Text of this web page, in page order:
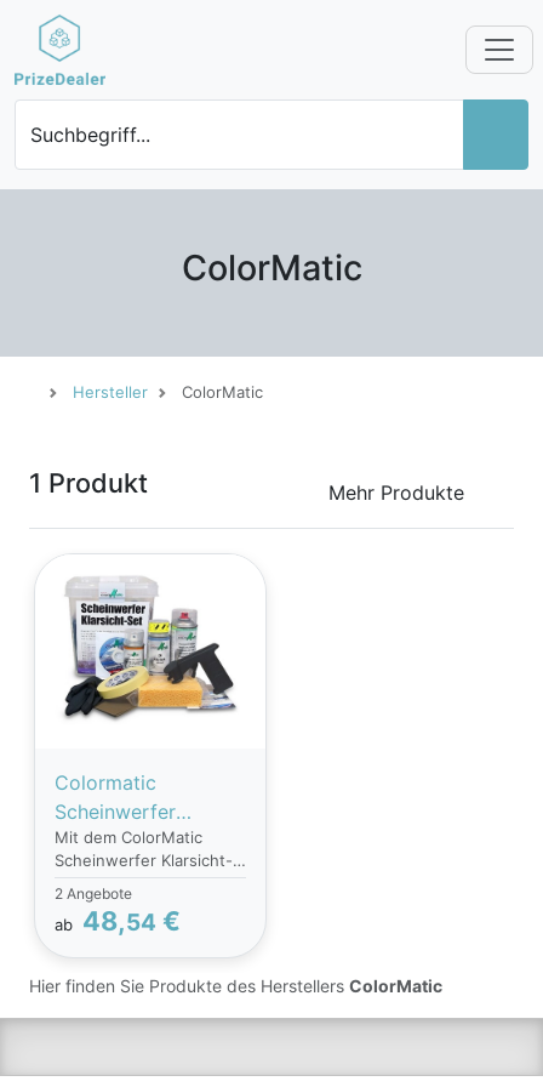
Suchbegriff...
ColorMatic
Hersteller ColorMatic
1 Produkt Mehr Produkte
Colormatic
Scheinwerfer
Klarsicht-Set
Renault: Twingo I,
Clio II Seat: Ibiza IV,
Ibiza III Vw: Golf IV
359248
Mit dem ColorMatic
Scheinwerfer Klarsicht-
Set können
Vergilbungen und dunkle
Schattierungen schnell,
einfach und
kostengünstig entfernt
werden. Die
Ausbesserung erfolgt im
2 Angebote
ab 48,54 €
Hier finden Sie Produkte des Herstellers ColorMatic